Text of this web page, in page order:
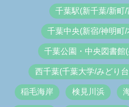
千葉駅(新千葉/新町
千葉中央(新宿/神明町
千葉公園・中央図書館
西千葉(千葉大学/みどり
稲毛海岸 検見川浜